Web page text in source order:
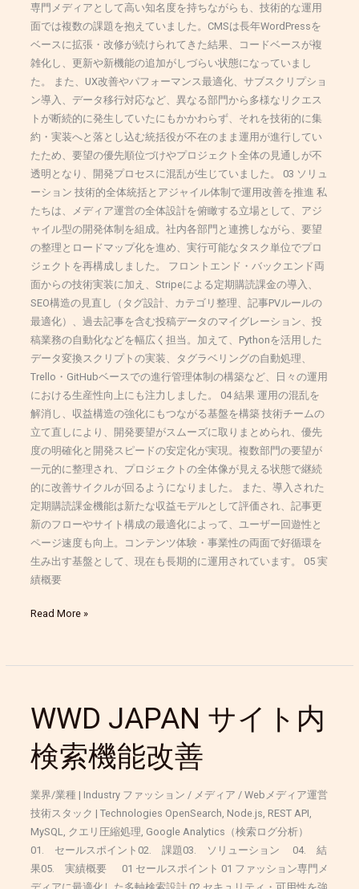
専門メディアとして高い知名度を持ちながらも、技術的な運用
面では複数の課題を抱えていました。CMSは長年WordPressを
ベースに拡張・改修が続けられてきた結果、コードベースが複
雑化し、更新や新機能の追加がしづらい状態になっていまし
た。 また、UX改善やパフォーマンス最適化、サブスクリプショ
ン導入、データ移行対応など、異なる部門から多様なリクエス
トが断続的に発生していたにもかかわらず、それを技術的に集
約・実装へと落とし込む統括役が不在のまま運用が進行してい
たため、要望の優先順位づけやプロジェクト全体の見通しが不
透明となり、開発プロセスに混乱が生じていました。 03 ソリュ
ーション 技術的全体統括とアジャイル体制で運用改善を推進 私
たちは、メディア運営の全体設計を俯瞰する立場として、アジ
ャイル型の開発体制を組成。社内各部門と連携しながら、要望
の整理とロードマップ化を進め、実行可能なタスク単位でプロ
ジェクトを再構成しました。 フロントエンド・バックエンド両
面からの技術実装に加え、Stripeによる定期購読課金の導入、
SEO構造の見直し（タグ設計、カテゴリ整理、記事PVルールの
最適化）、過去記事を含む投稿データのマイグレーション、投
稿業務の自動化などを幅広く担当。加えて、Pythonを活用した
データ変換スクリプトの実装、タグラベリングの自動処理、
Trello・GitHubベースでの進行管理体制の構築など、日々の運用
における生産性向上にも注力しました。 04 結果 運用の混乱を
解消し、収益構造の強化にもつながる基盤を構築 技術チームの
立て直しにより、開発要望がスムーズに取りまとめられ、優先
度の明確化と開発スピードの安定化が実現。複数部門の要望が
一元的に整理され、プロジェクトの全体像が見える状態で継続
的に改善サイクルが回るようになりました。 また、導入された
定期購読課金機能は新たな収益モデルとして評価され、記事更
新のフローやサイト構成の最適化によって、ユーザー回遊性と
ページ速度も向上。コンテンツ体験・事業性の両面で好循環を
生み出す基盤として、現在も長期的に運用されています。 05 実
績概要
Read More »
WWD JAPAN サイト内
検索機能改善
業界/業種 | Industry ファッション / メディア / Webメディア運営
技術スタック | Technologies OpenSearch, Node.js, REST API,
MySQL, クエリ圧縮処理, Google Analytics（検索ログ分析）
01. セールスポイント02. 課題03. ソリューション 04. 結
果05. 実績概要 01 セールスポイント 01 ファッション専門メ
サ
イ
ト
内
索
機
能
善